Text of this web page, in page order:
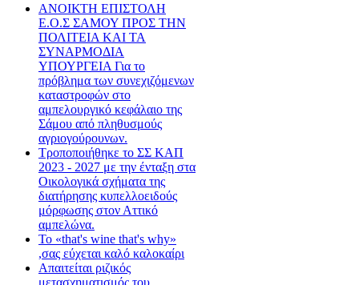
ΑΝΟΙΚΤΗ ΕΠΙΣΤΟΛΗ
Ε.Ο.Σ ΣΑΜΟΥ ΠΡΟΣ ΤΗΝ
ΠΟΛΙΤΕΙΑ ΚΑΙ ΤΑ
ΣΥΝΑΡΜΟΔΙΑ
ΥΠΟΥΡΓΕΙΑ Για το
πρόβλημα των συνεχιζόμενων
καταστροφών στο
αμπελουργικό κεφάλαιο της
Σάμου από πληθυσμούς
αγριογούρουνων.
Τροποποιήθηκε το ΣΣ ΚΑΠ
2023 - 2027 με την ένταξη στα
Οικολογικά σχήματα της
διατήρησης κυπελλοειδούς
μόρφωσης στον Αττικό
αμπελώνα.
Το «that's wine that's why»
,σας εύχεται καλό καλοκαίρι
Απαιτείται ριζικός
μετασχηματισμός του